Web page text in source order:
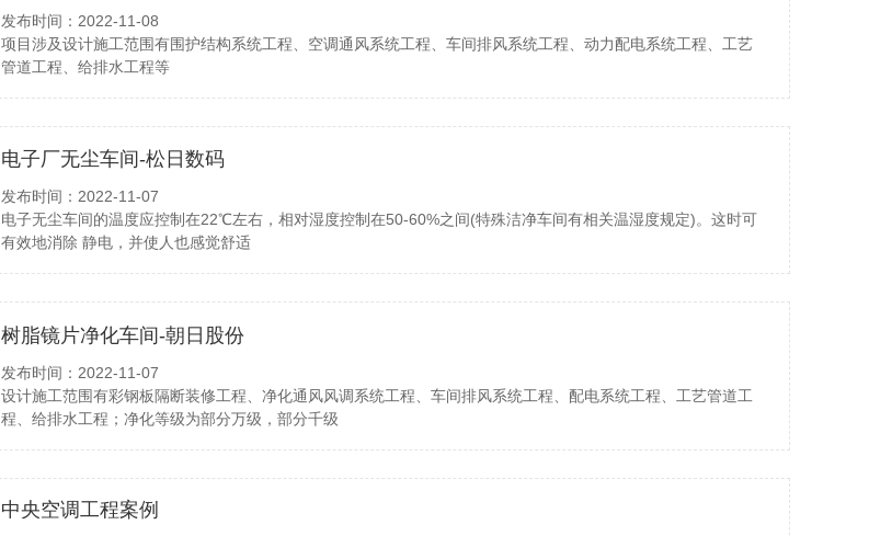
发布时间：2022-11-08
项目涉及设计施工范围有围护结构系统工程、空调通风系统工程、车间排风系统工程、动力配电系统工程、工艺
管道工程、给排水工程等
电子厂无尘车间-松日数码
发布时间：2022-11-07
电子无尘车间的温度应控制在22℃左右，相对湿度控制在50-60%之间(特殊洁净车间有相关温湿度规定)。这时可
有效地消除 静电，并使人也感觉舒适
树脂镜片净化车间-朝日股份
发布时间：2022-11-07
设计施工范围有彩钢板隔断装修工程、净化通风风调系统工程、车间排风系统工程、配电系统工程、工艺管道工
程、给排水工程；净化等级为部分万级，部分千级
中央空调工程案例